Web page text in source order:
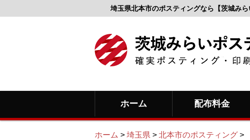
埼玉県北本市のポスティングなら【茨城み
ホーム 配布料金
ホーム > 埼玉県 > 北本市のポスティング >